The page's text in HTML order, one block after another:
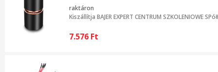
raktáron
Kiszállítja BAJER EXPERT CENTRUM SZKOLENIOWE
7.576 Ft